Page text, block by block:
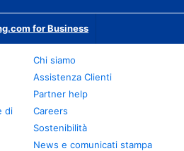
for Business
di
Chi siamo
Assistenza Clienti
Partner help
Careers
Sostenibilità
News e comunicati stampa